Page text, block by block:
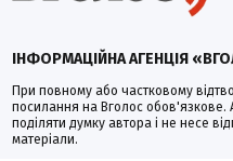
ІНФОРМАЦІЙНА АГЕНЦІЯ
При повному або частковому
посилання на Вголос обов'язкове.
поділяти думку автора і не несе
матеріали.